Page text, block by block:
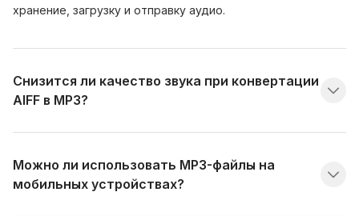
хранение, загрузку и отправку аудио.
Снизится ли качество звука при конвертации
AIFF в MP3?
Можно ли использовать MP3-файлы на
мобильных устройствах?